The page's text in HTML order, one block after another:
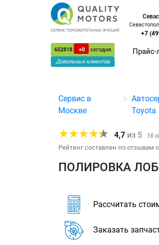
652818 +0
сегодня
Довольных клиентов
+7
Прайс-
Сервис в
Москве
Toyota
4,7 из 5 16
Рейтинг составлен по отзывам
ПОЛИРОВКА
Рассчитать
Заказать